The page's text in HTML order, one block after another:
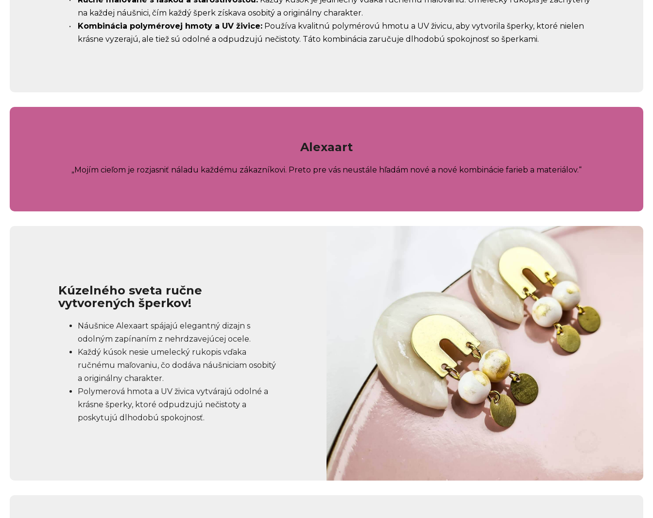
na každej náušnici, čím každý šperk získava osobitý a originálny charakter.
Kombinácia polymérovej hmoty a UV živice: Používa kvalitnú polymérovú hmotu a UV živicu, aby vytvorila šperky, ktoré nielen
krásne vyzerajú, ale tiež sú odolné a odpudzujú nečistoty. Táto kombinácia zaručuje dlhodobú spokojnosť so šperkami.
Alexaart
„Mojím cieľom je rozjasniť náladu každému zákazníkovi. Preto pre vás neustále hľadám nové a nové kombinácie farieb a materiálov.“
Kúzelného sveta ručne
vytvorených šperkov!
Náušnice Alexaart spájajú elegantný dizajn s
odolným zapínaním z nehrdzavejúcej ocele.
Každý kúsok nesie umelecký rukopis vďaka
ručnému maľovaniu, čo dodáva náušniciam osobitý
a originálny charakter.
Polymerová hmota a UV živica vytvárajú odolné a
krásne šperky, ktoré odpudzujú nečistoty a
poskytujú dlhodobú spokojnosť.